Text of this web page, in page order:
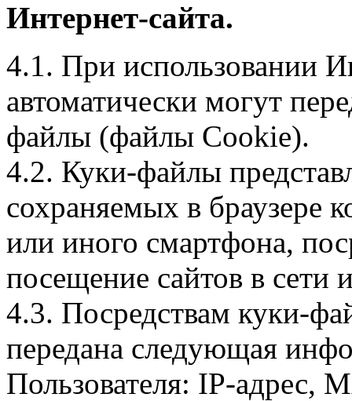
Интернет-сайта.
4.1. При использовании
автоматически могут
файлы (файлы Cookie).
4.2. Куки-файлы
сохраняемых в браузере
или иного смартфона,
посещение сайтов в сети
4.3. Посредствам куки-
передана следующая
Пользователя: IP-адрес,